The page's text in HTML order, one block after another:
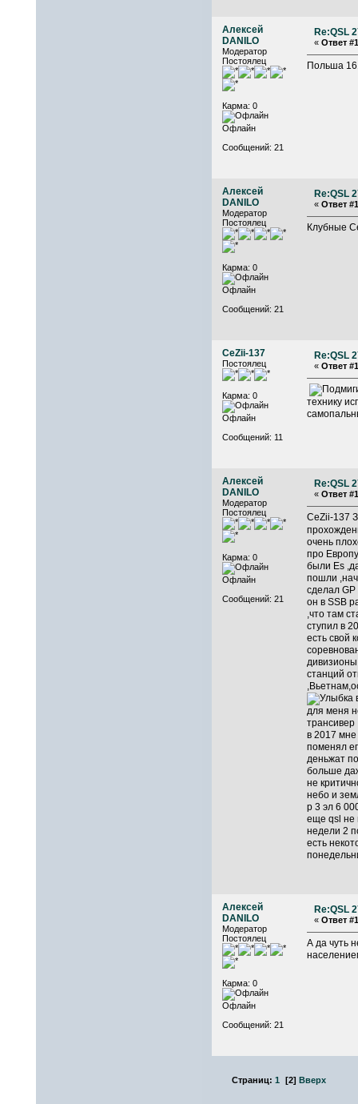
Алексей
DANILO
Модератор
Постоялец
Карма: 0
Офлайн
Сообщений: 21
Re:QSL
« Ответ
Польша
Алексей
DANILO
Модератор
Постоялец
Карма: 0
Офлайн
Сообщений: 21
Re:QSL
« Ответ
Клубные
CeZii-137
Постоялец
Карма: 0
Офлайн
Сообщений: 11
Re:QSL
« Ответ
технику
Алексей
DANILO
Модератор
Постоялец
Карма: 0
Офлайн
Сообщений: 21
Re:QSL
« Ответ
CeZii-137
очень
про
были Es
пошли
сделал
он в SSB
,что там
ступил в
есть свой
дивизионы
станций
для меня
трансивер
в 2017
поменял
деньжат
больше
не
небо и
р 3 эл 6
еще qsl не
недели 2
есть
Алексей
DANILO
Модератор
Постоялец
Карма: 0
Офлайн
Сообщений: 21
Re:QSL
« Ответ
А да чуть
Страниц: 1 [2] Вверх